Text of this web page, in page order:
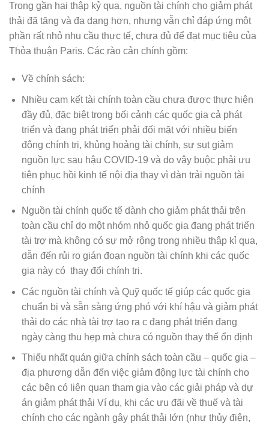
Trong gần hai thập kỷ qua, nguồn tài chính cho giảm phát
thải đã tăng và đa dạng hơn, nhưng vẫn chỉ đáp ứng một
phần rất nhỏ nhu cầu thực tế, chưa đủ để đạt mục tiêu của
Thỏa thuận Paris. Các rào cản chính gồm:
Về chính sách:
Nhiều cam kết tài chính toàn cầu chưa được thực hiện
đầy đủ, đặc biệt trong bối cảnh các quốc gia cả phát
triển và đang phát triển phải đối mặt với nhiều biến
động chính trị, khủng hoảng tài chính, sự sụt giảm
nguồn lực sau hậu COVID-19 và do vậy buộc phải ưu
tiên phục hồi kinh tế nội địa thay vì dàn trải nguồn tài
chính
Nguồn tài chính quốc tế dành cho giảm phát thải trên
toàn cầu chỉ do một nhóm nhỏ quốc gia đang phát triển
tài trợ mà không có sự mở rộng trong nhiều thập kỉ qua,
dẫn đến rủi ro gián đoạn nguồn tài chính khi các quốc
gia này có thay đổi chính trị.
Các nguồn tài chính và Quỹ quốc tế giúp các quốc gia
chuẩn bị và sẵn sàng ứng phó với khí hậu và giảm phát
thải do các nhà tài trợ tạo ra c đang phát triển đang
ngày càng thu hẹp mà chưa có nguồn thay thế ổn định
Thiếu nhất quán giữa chính sách toàn cầu – quốc gia –
địa phương dẫn đến việc giảm động lực tài chính cho
các bên có liên quan tham gia vào các giải pháp và dự
án giảm phát thải Ví dụ, khi các ưu đãi về thuế và tài
chính cho các ngành gây phát thải lớn (như thủy điện,